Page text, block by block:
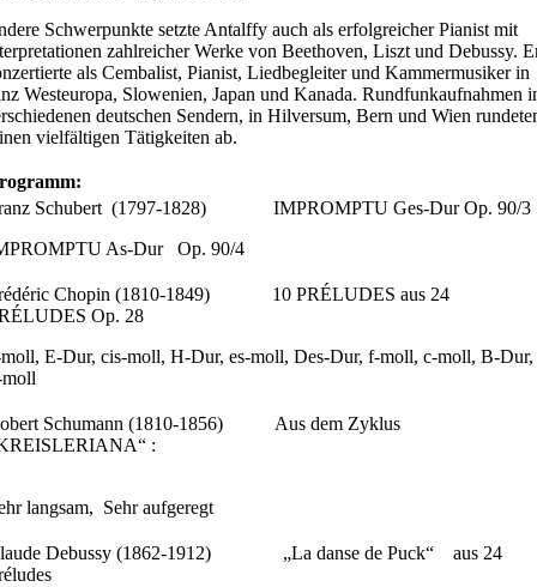
Schwerpunkte setzte Antalffy auch als erfolgreicher Pianist mit
zahlreicher Werke von Beethoven, Liszt und Debussy.
als Cembalist, Pianist, Liedbegleiter und Kammermusiker in
Westeuropa, Slowenien, Japan und Kanada. Rundfunkaufnahmen
deutschen Sendern, in Hilversum, Bern und Wien
vielfältigen Tätigkeiten ab.
Schubert (1797-1828) IMPROMPTU Ges-Dur Op. 90/3
As-Dur Op. 90/4
Chopin (1810-1849) 10 PRÉLUDES aus 24
Op. 28
E-Dur, cis-moll, H-Dur, es-moll, Des-Dur, f-moll, c-moll, B-Dur,
Schumann (1810-1856) Aus dem Zyklus
:
langsam, Sehr aufgeregt
Debussy (1862-1912) „La danse de Puck“ aus 24